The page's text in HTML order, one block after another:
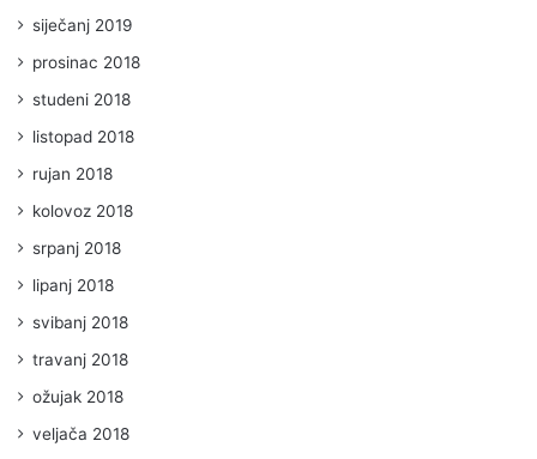
siječanj 2019
prosinac 2018
studeni 2018
listopad 2018
rujan 2018
kolovoz 2018
srpanj 2018
lipanj 2018
svibanj 2018
travanj 2018
ožujak 2018
veljača 2018